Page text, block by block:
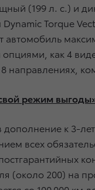
(199 л. с.) и
Torque
автомобиль
как 4
направлениях,
режим
к 3-
всех
(около 200) на